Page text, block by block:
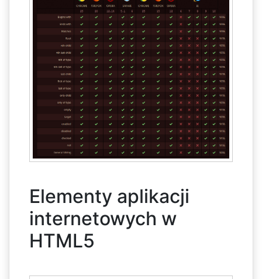
Elementy aplikacji
internetowych w
HTML5